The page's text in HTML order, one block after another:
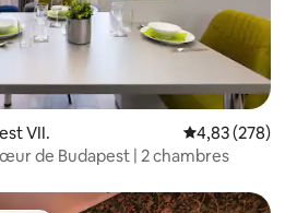
VII. Évaluation
4,83 (278)
de Budapest | 2 chambres